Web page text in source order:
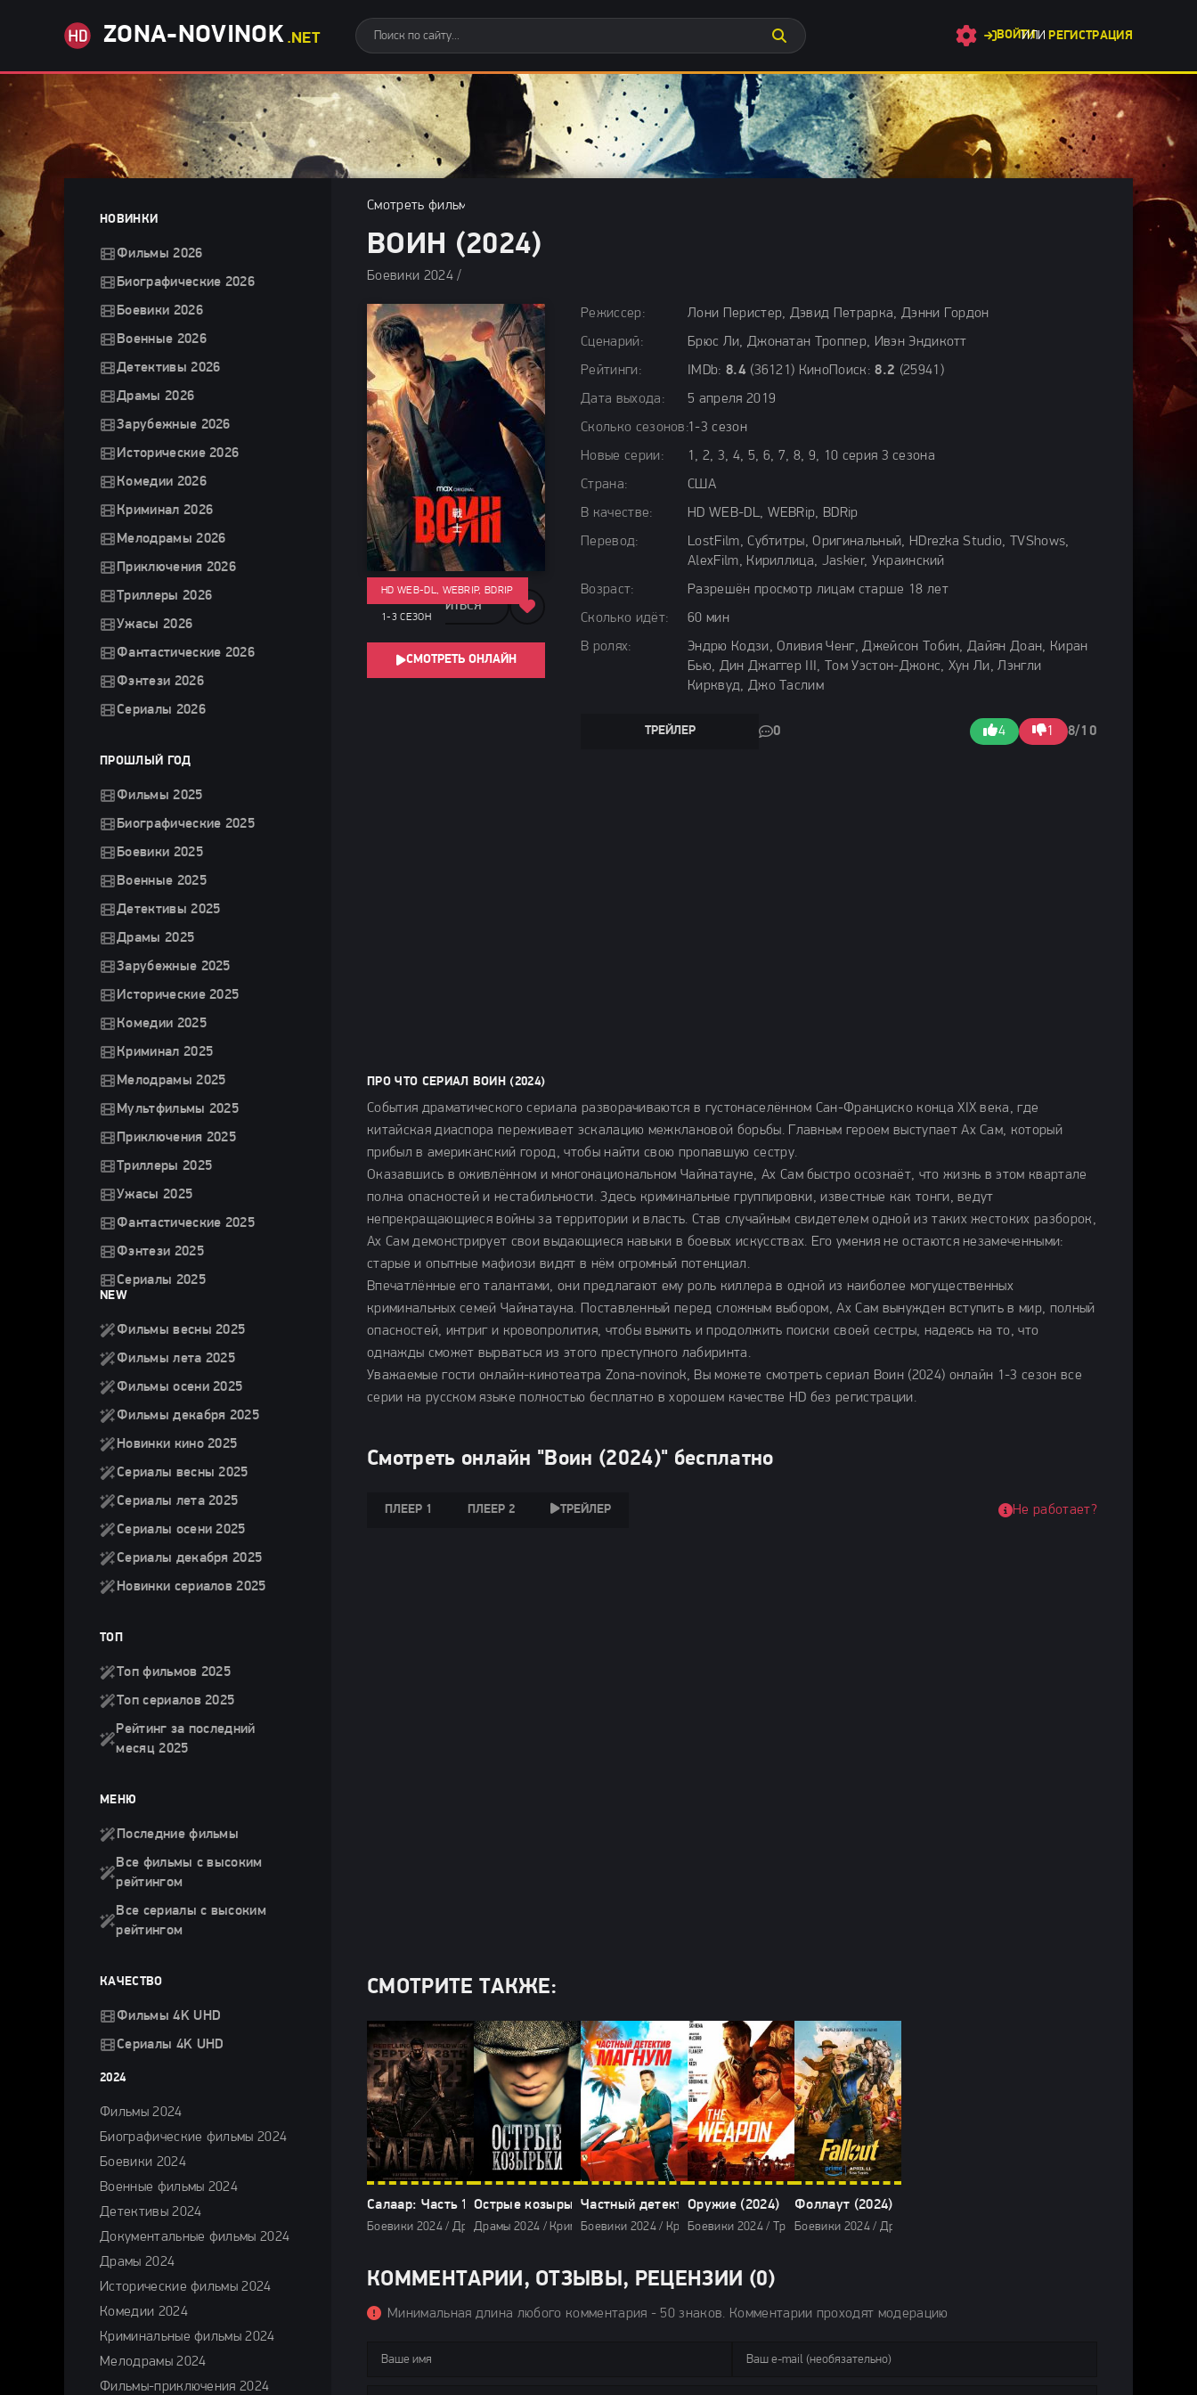
ZONA-NOVINOK .NET ВОЙТИ
ИЛИ РЕГИСТРАЦИЯ
Смотреть фильмы бесплатно
ВОИН (2024)
Боевики 2024 / Драмы 2024 / Исторические фильмы 2024 / Криминальные фильмы 2024 / Сериалы 2024 / Сериалы с высоким
Режиссер:
Лони Перистер, Дэвид Петрарка, Дэнни Гордон
Сценарий:
Брюс Ли, Джонатан Троппер, Ивэн Эндикотт
Рейтинги:
IMDb: 8.4 (36121) КиноПоиск:8.2 (25941)
Дата выхода:
5 апреля 2019
Сколько сезонов:1-3 сезон
Новые серии:
1, 2, 3, 4, 5, 6, 7, 8, 9, 10 серия 3 сезона
Страна:
США
В качестве:
HD WEB-DL, WEBRip, BDRip
Перевод:
LostFilm, Субтитры, Оригинальный, HDrezka Studio, TVShows,
AlexFilm, Кириллица, Jaskier, Украинский
Возраст:
Разрешён просмотр лицам старше 18 лет
Сколько идёт:
60 мин
В ролях:
Эндрю Кодзи, Оливия Ченг, Джейсон Тобин, Дайян Доан, Киран
Бью, Дин Джаггер III, Том Уэстон-Джонс, Хун Ли, Лэнгли
Кирквуд, Джо Таслим
ТРЕЙЛЕР 0 4 1 8/10
HD WEB-DL, WEBRIP, BDRIP
1-3 СЕЗОН
ПОДЕЛИТЬСЯ
СМОТРЕТЬ ОНЛАЙН
ПРО ЧТО СЕРИАЛ ВОИН (2024)
События драматического сериала разворачиваются в густонаселённом Сан-Франциско конца XIX века, где
китайская диаспора переживает эскалацию межклановой борьбы. Главным героем выступает Ах Сам, который
прибыл в американский город, чтобы найти свою пропавшую сестру.
Оказавшись в оживлённом и многонациональном Чайнатауне, Ах Сам быстро осознаёт, что жизнь в этом квартале
полна опасностей и нестабильности. Здесь криминальные группировки, известные как тонги, ведут
непрекращающиеся войны за территории и власть. Став случайным свидетелем одной из таких жестоких разборок,
Ах Сам демонстрирует свои выдающиеся навыки в боевых искусствах. Его умения не остаются незамеченными:
старые и опытные мафиози видят в нём огромный потенциал.
Впечатлённые его талантами, они предлагают ему роль киллера в одной из наиболее могущественных
криминальных семей Чайнатауна. Поставленный перед сложным выбором, Ах Сам вынужден вступить в мир, полный
опасностей, интриг и кровопролития, чтобы выжить и продолжить поиски своей сестры, надеясь на то, что
однажды сможет вырваться из этого преступного лабиринта.
Уважаемые гости онлайн-кинотеатра Zona-novinok, Вы можете смотреть сериал Воин (2024) онлайн 1-3 сезон все
серии на русском языке полностью бесплатно в хорошем качестве HD без регистрации.
Смотреть онлайн "Воин (2024)" бесплатно
ПЛЕЕР 1 ПЛЕЕР 2 ТРЕЙЛЕР Не работает?
СМОТРИТЕ ТАКЖЕ:
Салаар: Часть 1 – Примирение (2024)
Боевики 2024 / Драмы 2024 / Криминальные фильмы 2024 / Триллеры 2024 / Зарубежные фильмы 2024 / Новинки кино 2024 / Фильмы весны 2024 /
Острые козырьки (2024)
Драмы 2024 / Криминальные фильмы 2024 / Сериалы 2024 / Сериалы с высоким рейтингом / Фильмы 2024
Частный детектив Магнум (2024)
Боевики 2024 / Криминальные фильмы 2024 / Фильмы-приключения 2024 / Сериалы 2024 / Сериалы с высоким
Оружие (2024)
Боевики 2024 / Триллеры 2024 / Зарубежные фильмы 2024 / Новинки кино 2024 /
Фоллаут (2024)
Боевики 2024 / Драмы 2024 / Фильмы-приключения 2024 /
КОММЕНТАРИИ, ОТЗЫВЫ, РЕЦЕНЗИИ (0)
Минимальная длина любого комментария - 50 знаков. Комментарии проходят модерацию
НОВИНКИ
Фильмы 2026
Биографические 2026
Боевики 2026
Военные 2026
Детективы 2026
Драмы 2026
Зарубежные 2026
Исторические 2026
Комедии 2026
Криминал 2026
Мелодрамы 2026
Приключения 2026
Триллеры 2026
Ужасы 2026
Фантастические 2026
Фэнтези 2026
Сериалы 2026
ПРОШЛЫЙ ГОД
Фильмы 2025
Биографические 2025
Боевики 2025
Военные 2025
Детективы 2025
Драмы 2025
Зарубежные 2025
Исторические 2025
Комедии 2025
Криминал 2025
Мелодрамы 2025
Мультфильмы 2025
Приключения 2025
Триллеры 2025
Ужасы 2025
Фантастические 2025
Фэнтези 2025
Сериалы 2025
NEW
Фильмы весны 2025
Фильмы лета 2025
Фильмы осени 2025
Фильмы декабря 2025
Новинки кино 2025
Сериалы весны 2025
Сериалы лета 2025
Сериалы осени 2025
Сериалы декабря 2025
Новинки сериалов 2025
ТОП
Топ фильмов 2025
Топ сериалов 2025
Рейтинг за последний
месяц 2025
МЕНЮ
Последние фильмы
Все фильмы с высоким
рейтингом
Все сериалы с высоким
рейтингом
КАЧЕСТВО
Фильмы 4K UHD
Сериалы 4K UHD
2024
Фильмы 2024
Биографические фильмы 2024
Боевики 2024
Военные фильмы 2024
Детективы 2024
Документальные фильмы 2024
Драмы 2024
Исторические фильмы 2024
Комедии 2024
Криминальные фильмы 2024
Мелодрамы 2024
Фильмы-приключения 2024